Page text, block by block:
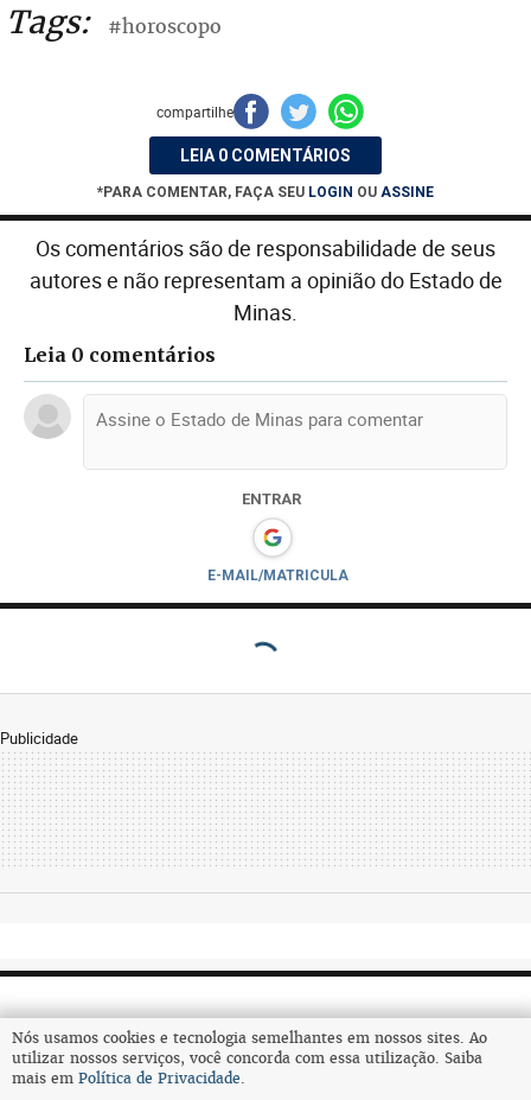
Nós usamos cookies e tecnologia semelhantes em nossos sites. Ao
utilizar nossos serviços, você concorda com essa utilização. Saiba
mais em Política de Privacidade.
Tags: #horoscopo
compartilhe
LEIA 0 COMENTÁRIOS
*PARA COMENTAR, FAÇA SEU LOGIN OU ASSINE
Os comentários são de responsabilidade de seus
autores e não representam a opinião do Estado de
Minas.
Leia 0 comentários
ENTRAR
E-MAIL/MATRICULA
Publicidade
Assine